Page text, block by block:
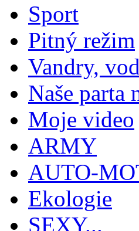
Sport
Pitný režim
Vandry,
Naše parta
Moje video
ARMY
AUTO-
Ekologie
SEXY...